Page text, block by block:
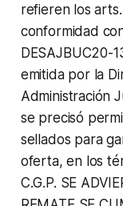
refieren los arts.
conformidad
DESAJBUC20-
emitida por la
Administración
se precisó
sellados para
oferta, en los
C.G.P. SE